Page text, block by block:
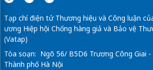
Tạp chí điện tử Thương hiệu và Công luận
ương Hiệp hội Chống hàng giả và Bảo vệ
(Vatap)
Tòa soạn: Ngõ 56/ B5D6 Trương Công Giai -
Thành phố Hà Nội